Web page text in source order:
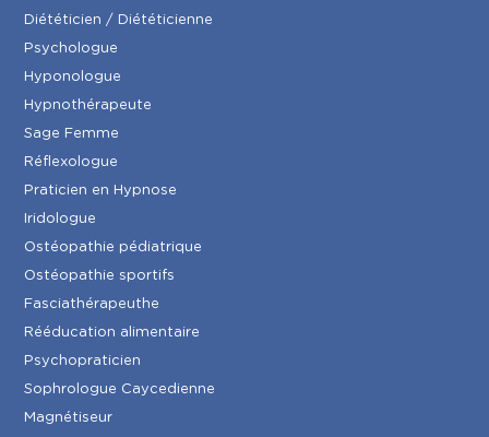
Diététicien / Diététicienne
Psychologue
Hyponologue
Hypnothérapeute
Sage Femme
Réflexologue
Praticien en Hypnose
Iridologue
Ostéopathie pédiatrique
Ostéopathie sportifs
Fasciathérapeuthe
Rééducation alimentaire
Psychopraticien
Sophrologue Caycedienne
Magnétiseur